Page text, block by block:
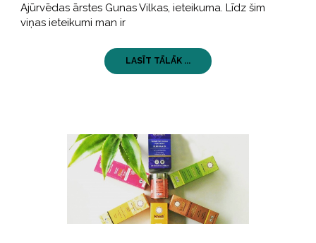
Ajūrvēdas ārstes Gunas Vilkas, ieteikuma. Līdz šim
viņas ieteikumi man ir
LASĪT TĀLĀK ...